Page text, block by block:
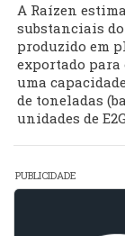
A Raízen
substanciais do
produzido em
exportado para
uma
de toneladas
unidades de
PUBLICIDADE